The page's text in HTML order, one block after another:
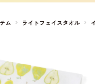
ム ライトフェイスタオル